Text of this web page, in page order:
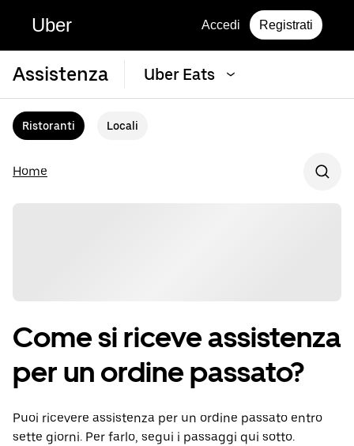
Uber Accedi Registrati
Assistenza Uber Eats
Ristoranti Locali
Home
Come si riceve assistenza
per un ordine passato?
Puoi ricevere assistenza per un ordine passato entro
sette giorni. Per farlo, segui i passaggi qui sotto.